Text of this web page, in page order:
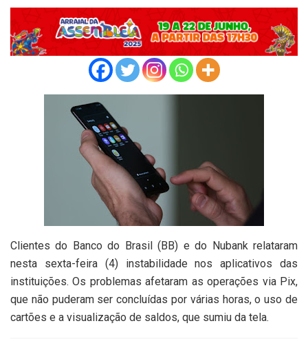
Clientes do Banco do Brasil (BB) e do Nubank relataram
nesta sexta-feira (4) instabilidade nos aplicativos das
instituições. Os problemas afetaram as operações via Pix,
que não puderam ser concluídas por várias horas, o uso de
cartões e a visualização de saldos, que sumiu da tela.